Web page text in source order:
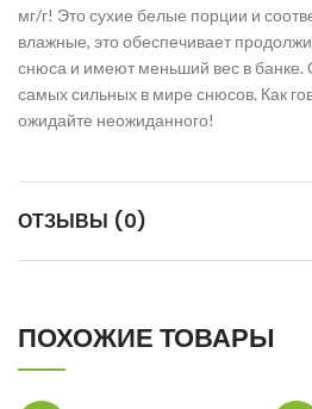
мг/г! Это сухие белые порции и
влажные, это обеспечивает
снюса и имеют меньший вес в банке.
самых сильных в мире снюсов. Как
ожидайте неожиданного!
ОТЗЫВЫ (0)
ПОХОЖИЕ ТОВАРЫ